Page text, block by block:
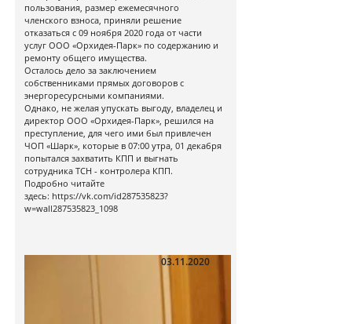
пользования, размер ежемесячного
членского взноса, приняли решение
отказаться с 09 ноября 2020 года от части
услуг ООО «Орхидея-Парк» по содержанию и
ремонту общего имущества.
Осталось дело за заключением
собственниками прямых договоров с
энергоресурсными компаниями.
Однако, не желая упускать выгоду, владелец и
директор ООО «Орхидея-Парк», решился на
преступление, для чего ими был привлечен
ЧОП «Шарк», которые в 07:00 утра, 01 декабря
попытался захватить КПП и выгнать
сотрудника ТСН - контролера КПП.
Подробно читайте
здесь: https://vk.com/id287535823?
w=wall287535823_1098
03.11.2020